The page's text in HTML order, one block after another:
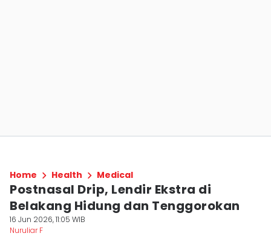
Home Health Medical
Postnasal Drip, Lendir Ekstra di
Belakang Hidung dan Tenggorokan
16 Jun 2026, 11:05 WIB
Nuruliar F